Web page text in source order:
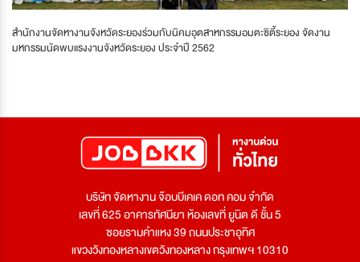
สำนักงานจัดหางานจังหวัดระยองร่วมกับนิคมอุตสาหกรรมอมตะซิตี้ระยอง จัดงาน
มหกรรมนัดพบแรงงานจังหวัดระยอง ประจำปี 2562
บริษัท จัดหางาน จ๊อบบีเคเค ดอท คอม จำกัด
เลขที่ 625 อาคารทัศนียา ห้องเลขที่ ยูนิต ดี ชั้น 5
ซอยรามคำแหง 39 ถนนประชาอุทิศ
แขวงวังทองหลางเขตวังทองหลาง กรุงเทพฯ 10310